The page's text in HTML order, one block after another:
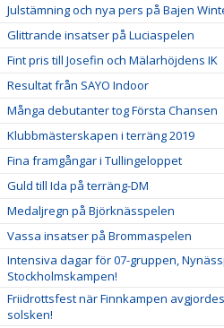
Julstämning och nya pers på Bajen
Glittrande insatser på Luciaspelen
Fint pris till Josefin och Mälarhöjdens IK
Resultat från SAYO Indoor
Många debutanter tog Första Chansen
Klubbmästerskapen i terräng 2019
Fina framgångar i Tullingeloppet
Guld till Ida på terräng-DM
Medaljregn på Björknässpelen
Vassa insatser på Brommaspelen
Intensiva dagar för 07-gruppen,
Stockholmskampen!
Friidrottsfest när Finnkampen
solsken!